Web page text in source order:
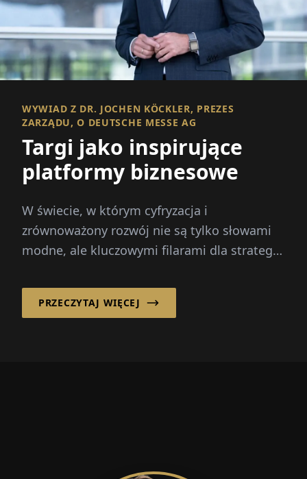
WYWIAD Z DR. JOCHEN KÖCKLER, PREZES
ZARZĄDU, O DEUTSCHE MESSE AG
Targi jako inspirujące
platformy biznesowe
W świecie, w którym cyfryzacja i
zrównoważony rozwój nie są tylko słowami
modne, ale kluczowymi filarami dla strategii
PRZECZYTAJ WIĘCEJ